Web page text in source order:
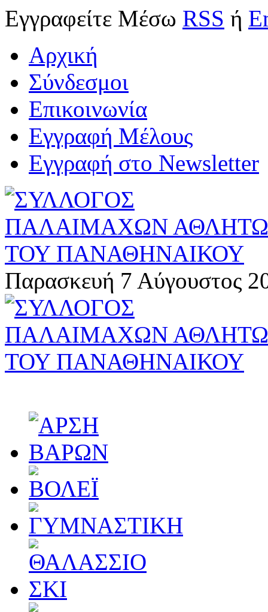
Εγγραφείτε Μέσω RSS ή
Αρχική
Σύνδεσμοι
Επικοινωνία
Εγγραφή Μέλους
Εγγραφή στο Newsletter
Παρασκευή 7 Αύγουστος